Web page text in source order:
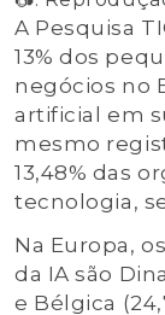
A Pesquisa
13% dos
negócios no
artificial em
mesmo
13,48% das
tecnologia,
Na Europa,
da IA são
e Bélgica